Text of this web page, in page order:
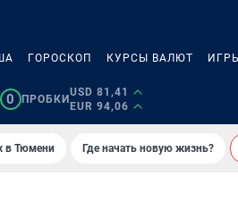
ГОРОСКОП КУРСЫ ВАЛЮТ ИГРЫ
0 ПРОБКИ
USD 81,41
EUR 94,06
в Тюмени Где начать новую жизнь?